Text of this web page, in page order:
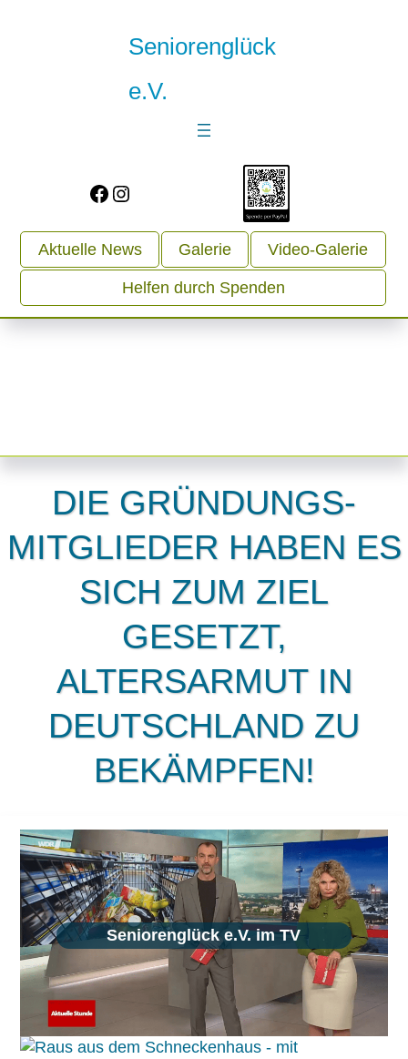
Seniorenglück
e.V.
Facebook
Instagram
Aktuelle News Galerie Video-Galerie
Helfen durch Spenden
DIE GRÜNDUNGS-
MITGLIEDER HABEN ES
SICH ZUM ZIEL
GESETZT,
ALTERSARMUT IN
DEUTSCHLAND ZU
BEKÄMPFEN!
Seniorenglück e.V. im TV